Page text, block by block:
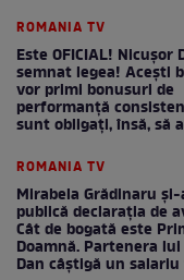
ROMANIA TV
Este OFICIAL! Nicușor
semnat legea! Acești
vor primi bonusuri de
performanță
sunt obligați, însă, să
ROMANIA TV
Mirabela Grădinaru
publică declarația de
Cât de bogată este
Doamnă. Partenera
Dan câștigă un